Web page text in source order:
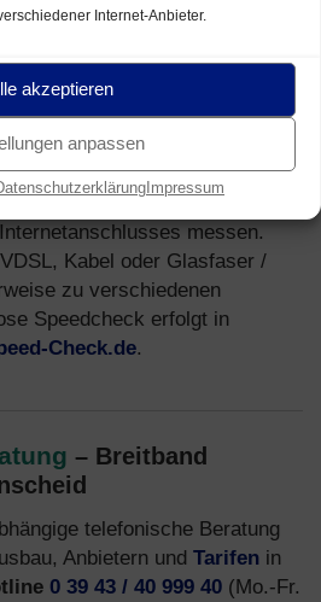
Internet-Anbieter.
akzeptieren
anpassen
Impressum
Anschluss in
Messung)
und nutzen einen Breitband
DSL)? Mit unseremSpeedtest
unverbindlich die tatsächliche
messen.
Kabel oder Glasfaser /
zu verschiedenen
Speedcheck erfolgt in
Check.de.
– Breitband
telefonische Beratung
Anbietern und Tarifen in
0 39 43 / 40 999 40 (Mo.-Fr.